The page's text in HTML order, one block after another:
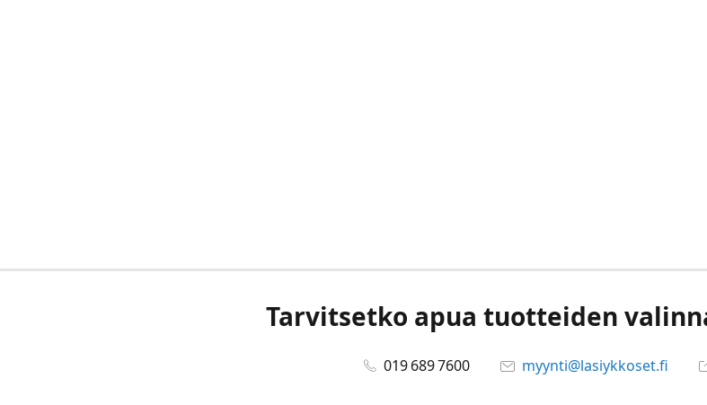
Tarvitsetko apua tuotteiden
019 689 7600 myynti@lasiykkoset.fi